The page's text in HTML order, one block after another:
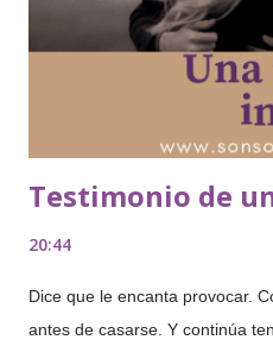
Testimonio de
20:44
Dice que le encanta provocar.
antes de casarse. Y continúa